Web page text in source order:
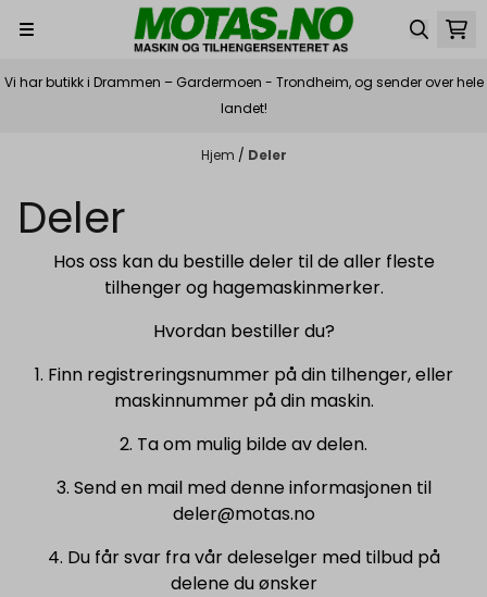
Hopp til innhold
Vi har butikk i Drammen – Gardermoen - Trondheim, og sender over hele
landet!
Hjem / Deler
Deler
Hos oss kan du bestille deler til de aller fleste
tilhenger og hagemaskinmerker.
Hvordan bestiller du?
1. Finn registreringsnummer på din tilhenger, eller
maskinnummer på din maskin.
2. Ta om mulig bilde av delen.
3. Send en mail med denne informasjonen til
deler@motas.no
4. Du får svar fra vår deleselger med tilbud på
delene du ønsker